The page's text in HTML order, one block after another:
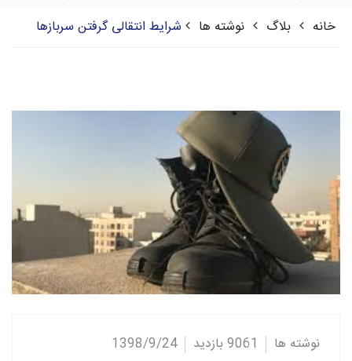
خانه بلاگ نوشته ها شرایط انتقالی گرفتن سربازها
نوشته ها 9061 بازدید 1398/9/24